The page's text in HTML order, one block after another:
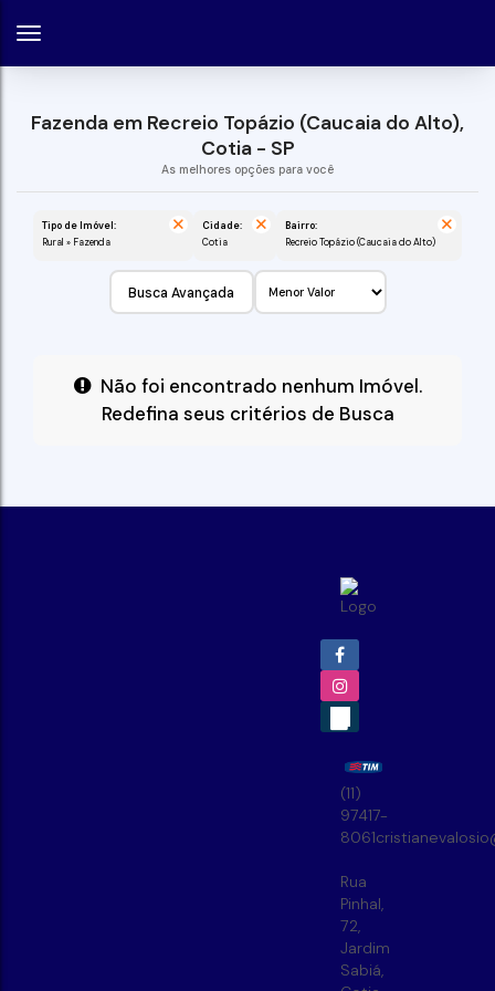
Fazenda em Recreio Topázio (Caucaia do Alto),
Cotia - SP
Tipo de Imóvel:
Rural » Fazenda
Cidade:
Cotia
Bairro:
Recreio Topázio (Caucaia do Alto)
Busca Avançada
Não foi encontrado nenhum Imóvel.
Redefina seus critérios de Busca
(11)
97417-
8061
Rua
Pinhal,
72,
Jardim
Sabiá,